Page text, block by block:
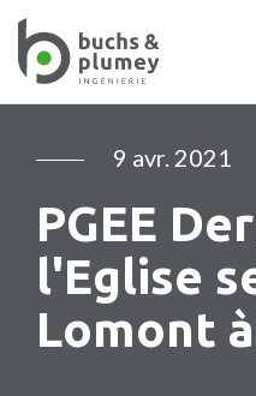
9 avr. 2021
PGEE
l'Eglise
Lomont